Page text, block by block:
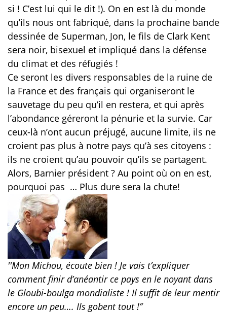
si ! C’est lui qui le dit !). On en est là du monde
qu’ils nous ont fabriqué, dans la prochaine bande
dessinée de Superman, Jon, le fils de Clark Kent
sera noir, bisexuel et impliqué dans la défense
du climat et des réfugiés !
Ce seront les divers responsables de la ruine de
la France et des français qui organiseront le
sauvetage du peu qu’il en restera, et qui après
l’abondance géreront la pénurie et la survie. Car
ceux-là n’ont aucun préjugé, aucune limite, ils ne
croient pas plus à notre pays qu’à ses citoyens :
ils ne croient qu’au pouvoir qu’ils se partagent.
Alors, Barnier président ? Au point où on en est,
pourquoi pas … Plus dure sera la chute!
''Mon Michou, écoute bien ! Je vais t’expliquer
comment finir d’anéantir ce pays en le noyant dans
le Gloubi-boulga mondialiste ! Il suffit de leur mentir
encore un peu…. Ils gobent tout !’’